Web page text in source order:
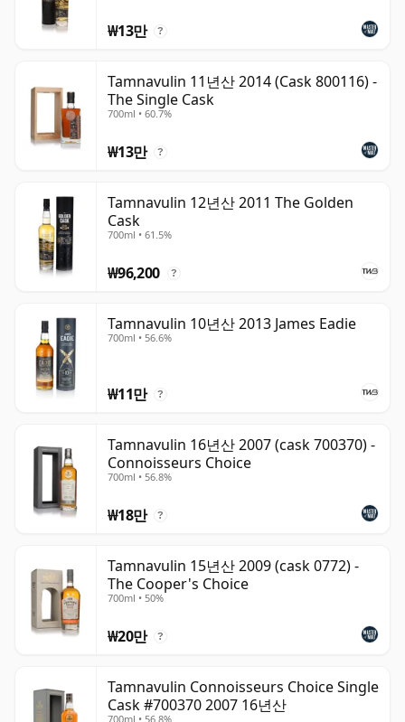
₩13만 ?
Tamnavulin 11년산 2014 (Cask 800116) -
The Single Cask
700ml • 60.7%
₩13만 ?
Tamnavulin 12년산 2011 The Golden
Cask
700ml • 61.5%
₩96,200 ?
Tamnavulin 10년산 2013 James Eadie
700ml • 56.6%
₩11만 ?
Tamnavulin 16년산 2007 (cask 700370) -
Connoisseurs Choice
700ml • 56.8%
₩18만 ?
Tamnavulin 15년산 2009 (cask 0772) -
The Cooper's Choice
700ml • 50%
₩20만 ?
Tamnavulin Connoisseurs Choice Single
Cask #700370 2007 16년산
700ml • 56.8%